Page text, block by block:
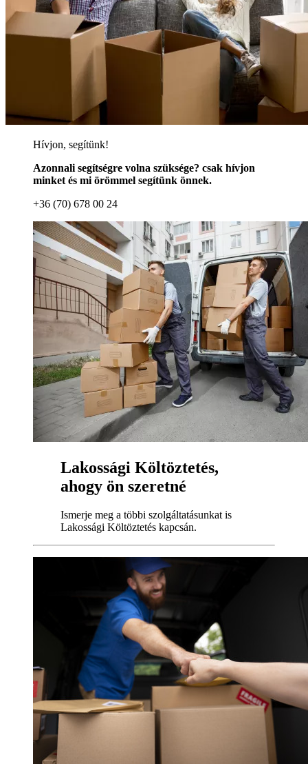
Hívjon, segítünk!
Azonnali segítségre volna szüksége? csak hívjon
minket és mi örömmel segítünk önnek.
+36 (70) 678 00 24
Lakossági Költöztetés,
ahogy ön szeretné
Ismerje meg a többi szolgáltatásunkat is
Lakossági Költöztetés kapcsán.